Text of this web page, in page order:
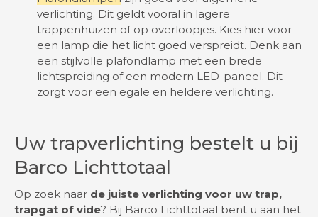
verlichting. Dit geldt vooral in lagere
trappenhuizen of op overloopjes. Kies hier voor
een lamp die het licht goed verspreidt. Denk aan
een stijlvolle plafondlamp met een brede
lichtspreiding of een modern LED-paneel. Dit
zorgt voor een egale en heldere verlichting.
Uw trapverlichting bestelt u bij
Barco Lichttotaal
Op zoek naar de juiste verlichting voor uw trap,
trapgat of vide? Bij Barco Lichttotaal bent u aan het